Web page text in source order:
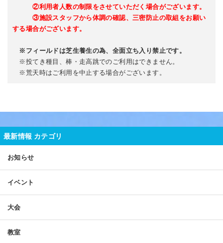
②利用者人数の制限をさせていただく場合がございます。
③施設スタッフから体調の確認、三密防止の取組をお願い
する場合がございます。
※フィールドは芝生養生の為、全面立ち入り禁止です。
※投てき種目、棒・走高跳でのご利用はできません。
※荒天時はご利用を中止する場合がございます。
最新情報 カテゴリ
お知らせ
イベント
大会
教室